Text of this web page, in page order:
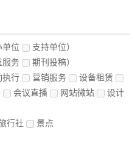
位
支持单位）
务
期刊投稿）
行 营销服务
设备租赁
会议直播 网站微站
设计
行社
景点